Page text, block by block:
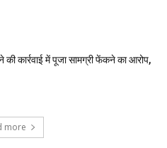
कार्रवाई में पूजा सामग्री फेंकने का आरोप,
more